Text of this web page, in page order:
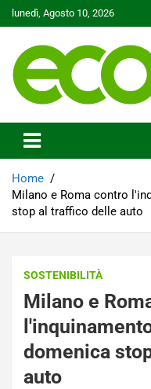
Skip
to
lunedì, Agosto 10, 2026
Ecoo.it
Home
Milano e Roma contro
stop al traffico delle auto
SOSTENIBILITÀ
Milano e
domenica
auto